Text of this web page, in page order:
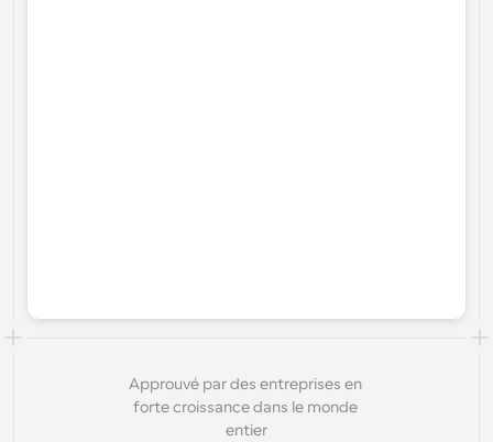
Approuvé par des entreprises en
forte croissance dans le monde
entier